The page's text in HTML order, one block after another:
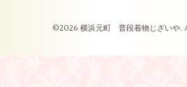
©2026 横浜元町 普段着物じざいや.